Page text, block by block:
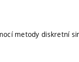
metody diskretní